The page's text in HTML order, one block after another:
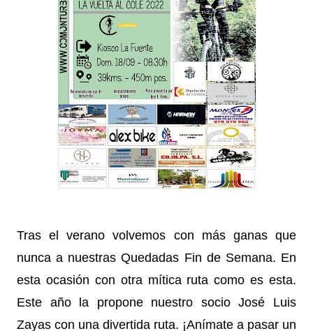
Tras el verano volvemos con más ganas que
nunca a nuestras Quedadas Fin de Semana. En
esta ocasión con otra mítica ruta como es esta.
Este año la propone nuestro socio José Luis
Zayas con una divertida ruta. ¡Anímate a pasar un